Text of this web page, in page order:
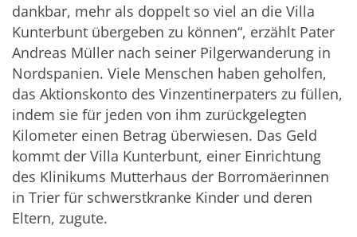
dankbar, mehr als doppelt so viel an die Villa
Kunterbunt übergeben zu können“, erzählt Pater
Andreas Müller nach seiner Pilgerwanderung in
Nordspanien. Viele Menschen haben geholfen,
das Aktionskonto des Vinzentinerpaters zu füllen,
indem sie für jeden von ihm zurückgelegten
Kilometer einen Betrag überwiesen. Das Geld
kommt der Villa Kunterbunt, einer Einrichtung
des Klinikums Mutterhaus der Borromäerinnen
in Trier für schwerstkranke Kinder und deren
Eltern, zugute.